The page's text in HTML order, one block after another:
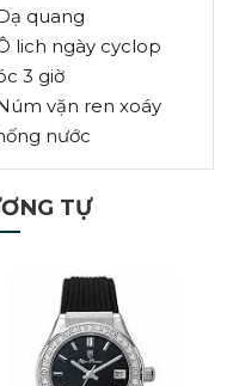
quang
lich ngày cyclop
3 giờ
vặn ren xoáy
nước
TỰ